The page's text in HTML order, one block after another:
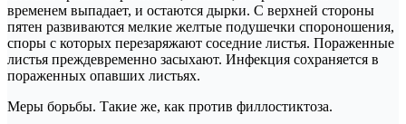
временем выпадает, и остаются дырки. С верхней стороны
пятен развиваются мелкие желтые подушечки спороношения,
споры с которых перезаряжают соседние листья. Пораженные
листья преждевременно засыхают. Инфекция сохраняется в
пораженных опавших листьях.
Меры борьбы. Такие же, как против филлостиктоза.